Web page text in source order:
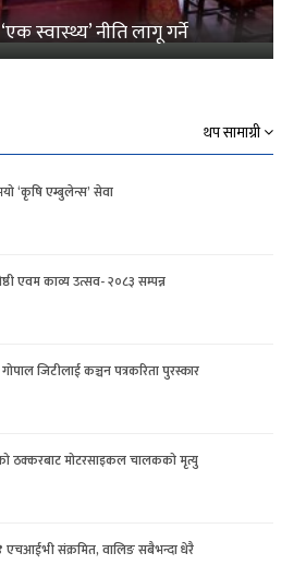
स्वास्थ्य’ नीति लागू गर्ने
थप सामाग्री
‘कृषि एम्बुलेन्स’ सेवा
एवम काव्य उत्सव- २०८३ सम्पन्न
जिटीलाई कञ्चन पत्रकरिता पुरस्कार
ठक्करबाट मोटरसाइकल चालकको मृत्यु
एचआईभी संक्रमित, वालिङ सबैभन्दा धेरै